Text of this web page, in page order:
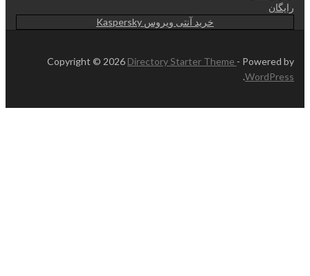
رایگان
خرید آنتی ویروس Kaspersky
Copyright © 2026 Directory Starter Theme - Powered by
WordPress
.